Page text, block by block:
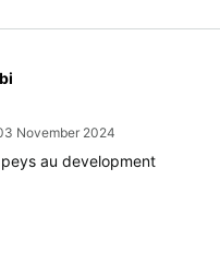
November 2024
au development